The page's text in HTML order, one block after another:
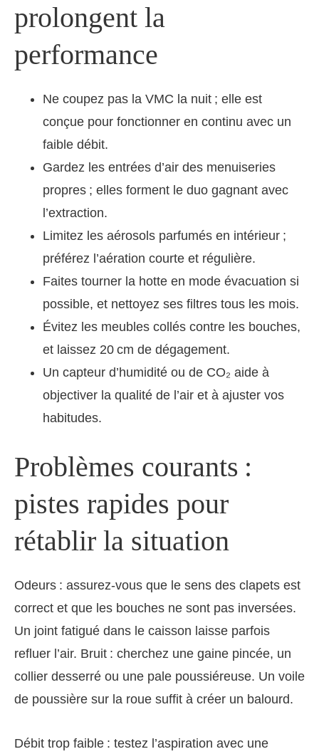
prolongent la
performance
Ne coupez pas la VMC la nuit ; elle est
conçue pour fonctionner en continu avec un
faible débit.
Gardez les entrées d’air des menuiseries
propres ; elles forment le duo gagnant avec
l’extraction.
Limitez les aérosols parfumés en intérieur ;
préférez l’aération courte et régulière.
Faites tourner la hotte en mode évacuation si
possible, et nettoyez ses filtres tous les mois.
Évitez les meubles collés contre les bouches,
et laissez 20 cm de dégagement.
Un capteur d’humidité ou de CO₂ aide à
objectiver la qualité de l’air et à ajuster vos
habitudes.
Problèmes courants :
pistes rapides pour
rétablir la situation
Odeurs : assurez-vous que le sens des clapets est
correct et que les bouches ne sont pas inversées.
Un joint fatigué dans le caisson laisse parfois
refluer l’air. Bruit : cherchez une gaine pincée, un
collier desserré ou une pale poussiéreuse. Un voile
de poussière sur la roue suffit à créer un balourd.
Débit trop faible : testez l’aspiration avec une